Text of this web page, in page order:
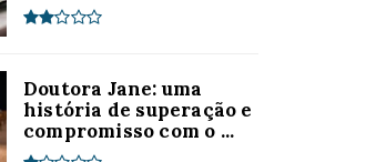
Doutora Jane: uma
história de superação e
compromisso com o ...